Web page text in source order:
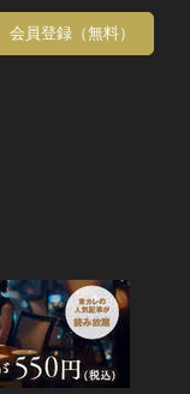
会員登録（無料）